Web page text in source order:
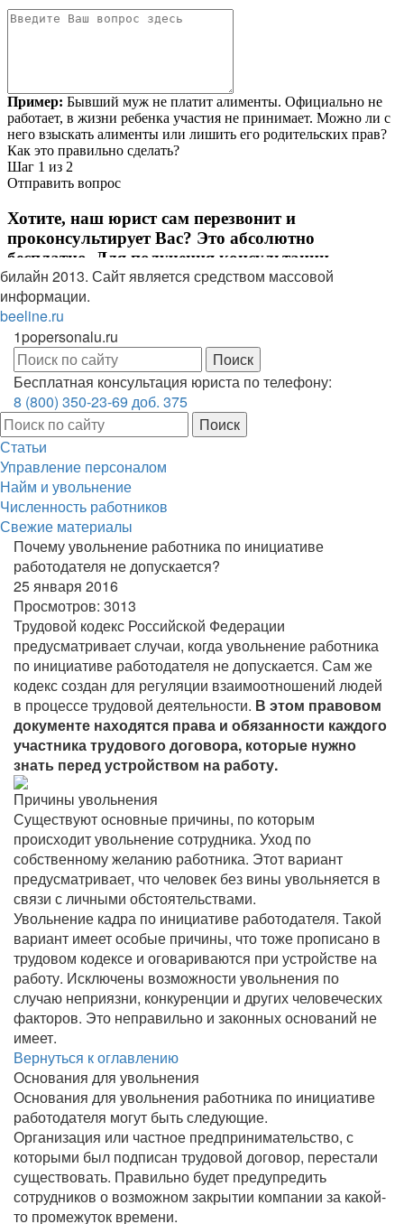
билайн 2013. Сайт является средством массовой
информации.
beeline.ru
1popersonalu.ru
Бесплатная консультация юриста по телефону:
8 (800) 350-23-69 доб. 375
Статьи
Управление персоналом
Найм и увольнение
Численность работников
Свежие материалы
Почему увольнение работника по инициативе
работодателя не допускается?
25 января 2016
Просмотров: 3013
Трудовой кодекс Российской Федерации
предусматривает случаи, когда увольнение работника
по инициативе работодателя не допускается. Сам же
кодекс создан для регуляции взаимоотношений людей
в процессе трудовой деятельности. В этом правовом
документе находятся права и обязанности каждого
участника трудового договора, которые нужно
знать перед устройством на работу.
Причины увольнения
Существуют основные причины, по которым
происходит увольнение сотрудника. Уход по
собственному желанию работника. Этот вариант
предусматривает, что человек без вины увольняется в
связи с личными обстоятельствами.
Увольнение кадра по инициативе работодателя. Такой
вариант имеет особые причины, что тоже прописано в
трудовом кодексе и оговариваются при устройстве на
работу. Исключены возможности увольнения по
случаю неприязни, конкуренции и других человеческих
факторов. Это неправильно и законных оснований не
имеет.
Вернуться к оглавлению
Основания для увольнения
Основания для увольнения работника по инициативе
работодателя могут быть следующие.
Организация или частное предпринимательство, с
которыми был подписан трудовой договор, перестали
существовать. Правильно будет предупредить
сотрудников о возможном закрытии компании за какой-
то промежуток времени.